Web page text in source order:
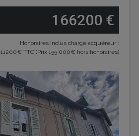
166200 €
Honoraires inclus charge acquéreur :
11200€ TTC (Prix 155 000€ hors honoraires)